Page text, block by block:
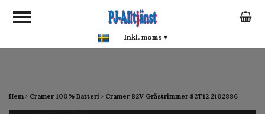
google-site-verification:
google0142a1f5f0015a93.html
Hem Cramer 100% Batteri Cramer 82V Grästrimmer 82T12 2102886
Inkl. moms ▾